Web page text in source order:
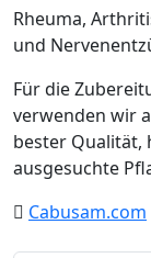
Rheuma,
und
Für die
verwenden wir
bester Qualität,
ausgesuchte
Cabusam.com